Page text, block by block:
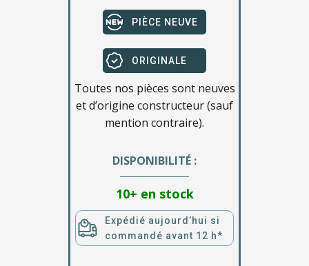
PIÈCE NEUVE
ORIGINALE
Toutes nos pièces sont neuves
et d’origine constructeur (sauf
mention contraire).
DISPONIBILITÉ :
10+ en stock
Expédié aujourd’hui si
commandé avant 12 h*